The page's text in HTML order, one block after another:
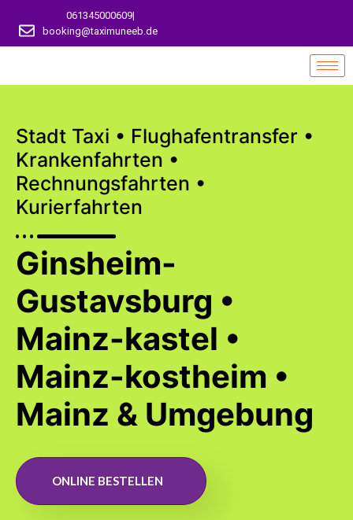
061345000609|
booking@taximuneeb.de
Stadt Taxi • Flughafentransfer •
Krankenfahrten •
Rechnungsfahrten •
Kurierfahrten
Ginsheim-
Gustavsburg •
Mainz-kastel •
Mainz-kostheim •
Mainz & Umgebung
ONLINE BESTELLEN